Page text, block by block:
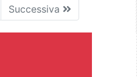
Successiva